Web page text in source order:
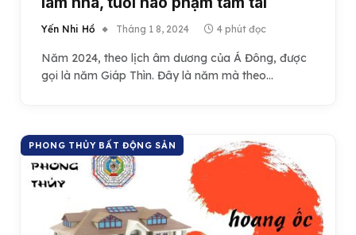
Yến Nhi Hồ Tháng 1 8, 2024 4 phút đọc
Năm 2024, theo lịch âm dương của Á Đông, được
gọi là năm Giáp Thìn. Đây là năm mà theo…
PHONG THỦY BẤT ĐỘNG SẢN